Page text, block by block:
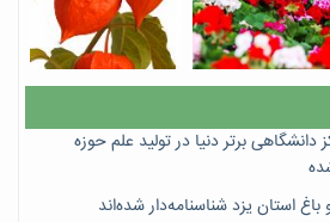
تهران در جمع ۳ مرکز دانشگاهی برتر دنیا در تولید علم حوزه